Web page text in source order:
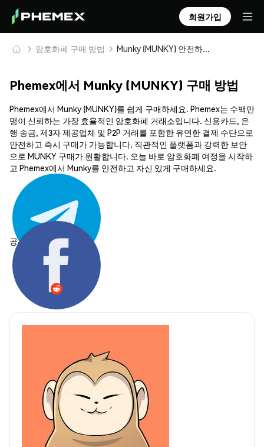
회원가입
암호화폐 구매 방법 Munky (MUNKY) 안전하게 구매 및 보관
Phemex에서 Munky (MUNKY) 구매 방법
Phemex에서 Munky (MUNKY)를 쉽게 구매하세요. Phemex는 수백만
명이 신뢰하는 가장 효율적인 암호화폐 거래소입니다. 신용카드, 은
행 송금, 제3자 제공업체 및 P2P 거래를 포함한 유연한 결제 수단으로
안전하고 즉시 구매가 가능합니다. 직관적인 플랫폼과 강력한 보안
으로 MUNKY 구매가 원활합니다. 오늘 바로 암호화폐 여정을 시작하
고 Phemex에서 Munky를 안전하고 자신 있게 구매하세요.
공유하기: